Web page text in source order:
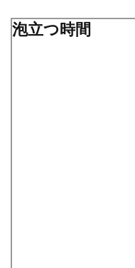
泡立つ時間